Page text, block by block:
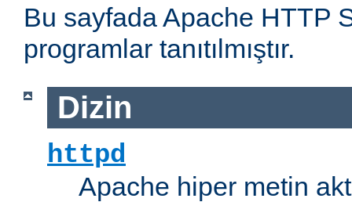
Bu sayfada Apache HTTP
programlar tanıtılmıştır.
Dizin
httpd
Apache hiper metin